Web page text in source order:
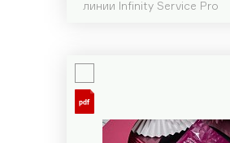
линии Infinity Service Pro